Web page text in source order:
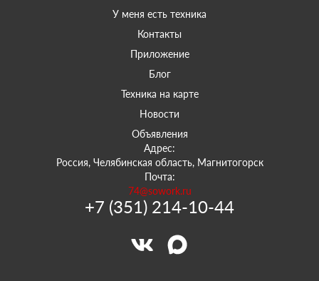
У меня есть техника
Контакты
Приложение
Блог
Техника на карте
Новости
Объявления
Адрес:
Россия, Челябинская область, Магнитогорск
Почта:
74@sowork.ru
+7 (351) 214-10-44